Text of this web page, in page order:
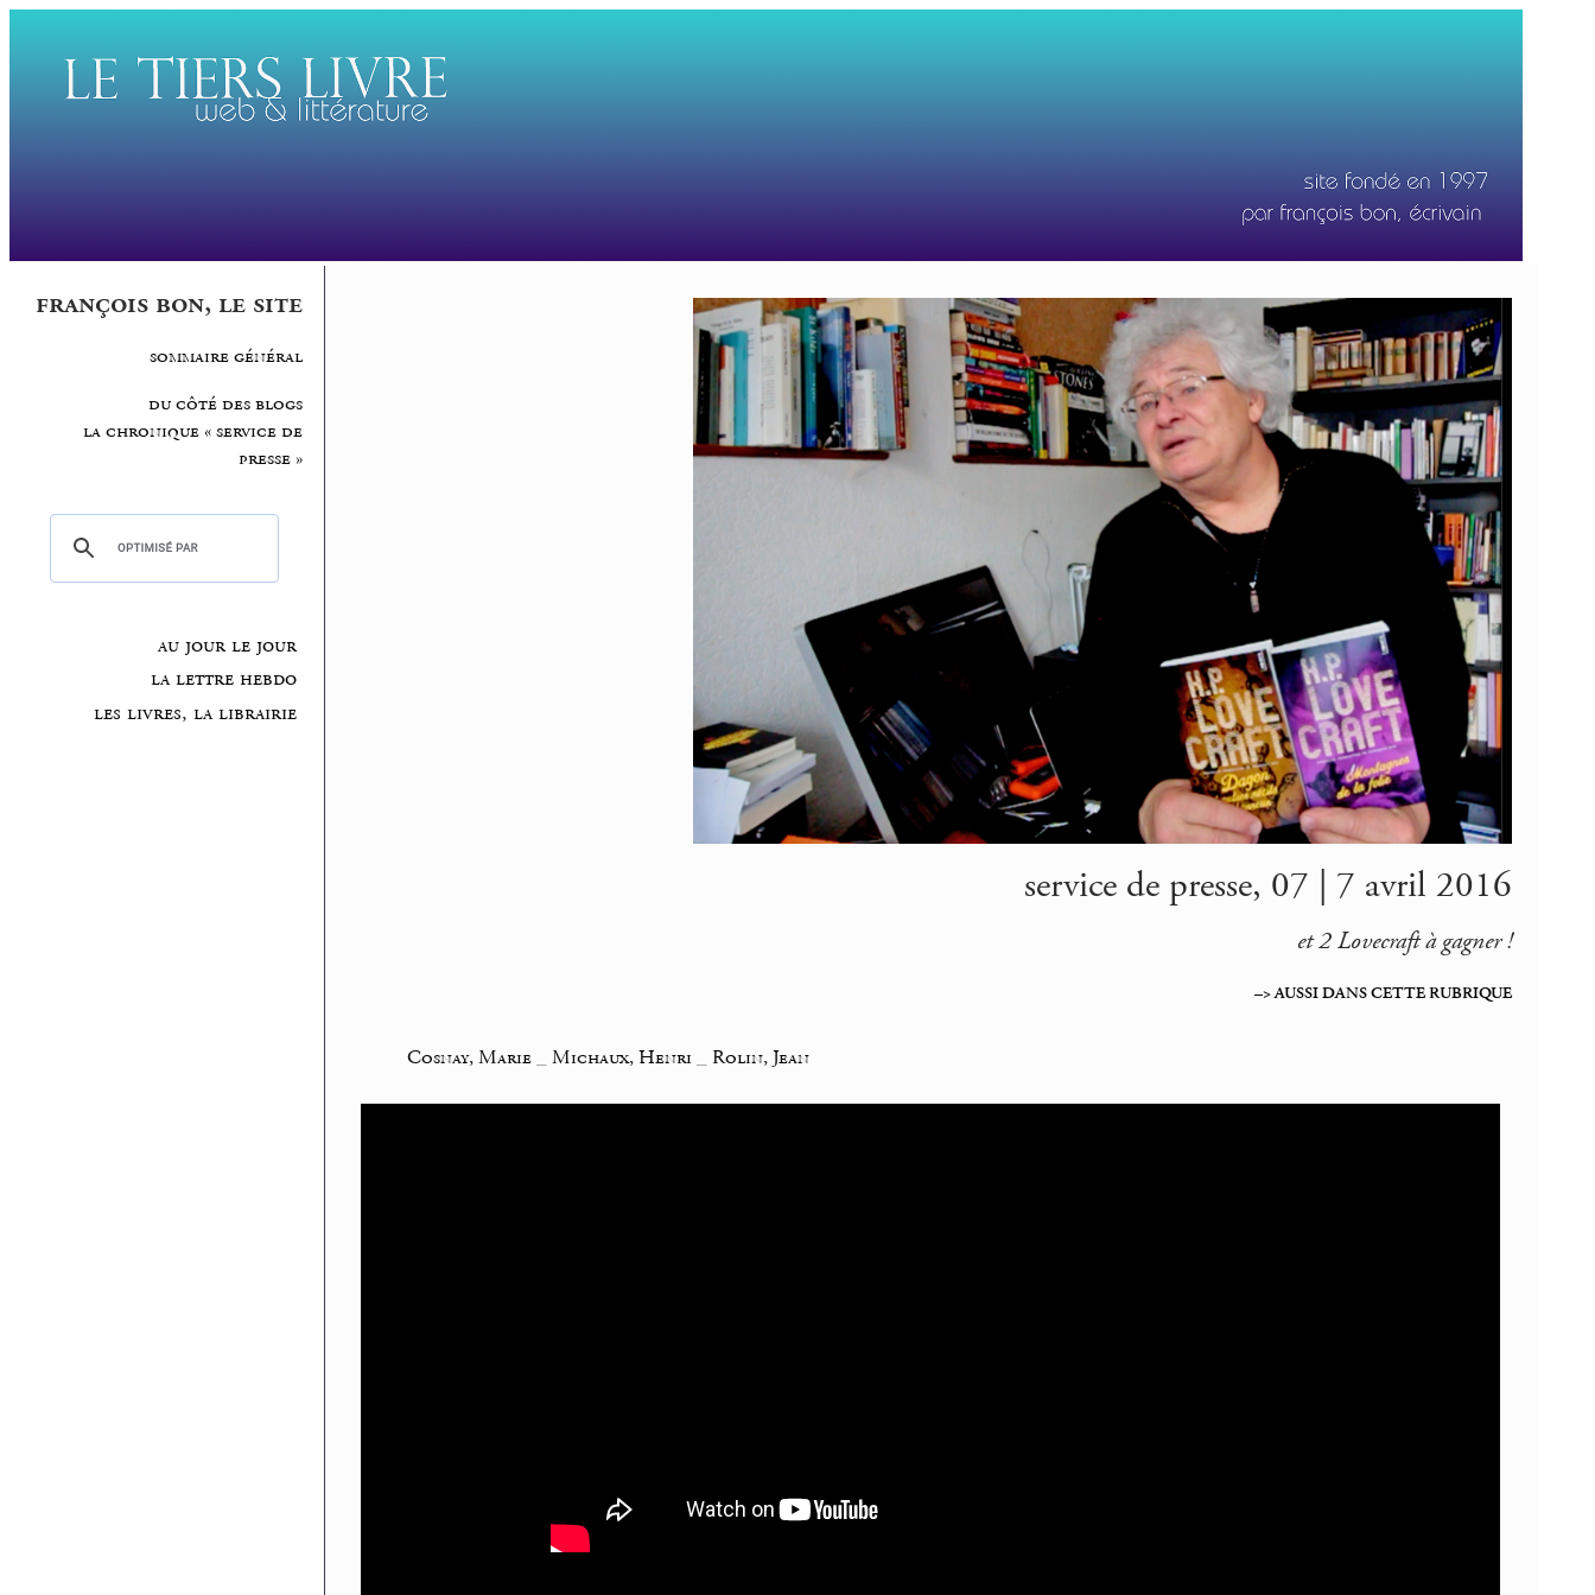
françois bon, le site
sommaire général
du côté des blogs
la chronique « service de
presse »
au jour le jour
la lettre hebdo
les livres, la librairie
service de presse, 07 | 7 avril 2016
et 2 Lovecraft à gagner !
–> AUSSI DANS CETTE RUBRIQUE
Cosnay, Marie _Michaux, Henri _Rolin, Jean